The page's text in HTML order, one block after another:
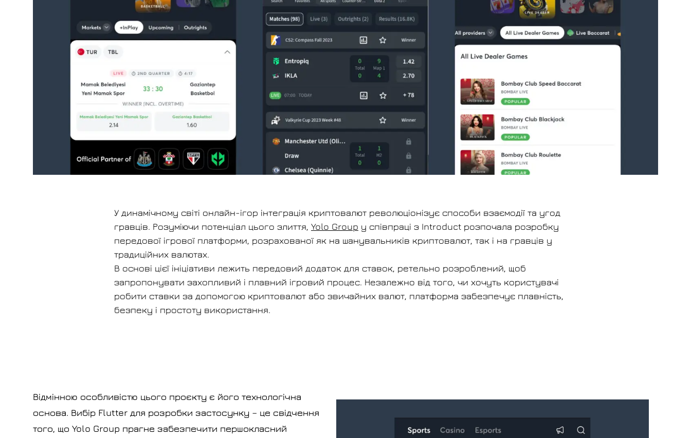
У динамічному світі онлайн-ігор інтеграція криптовалют революціонізує способи взаємодії та угод
гравців. Розуміючи потенціал цього злиття, Yolo Group у співпраці з Introduct розпочала розробку
передової ігрової платформи, розрахованої як на шанувальників криптовалют, так і на гравців у
традиційних валютах.
В основі цієї ініціативи лежить передовий додаток для ставок, ретельно розроблений, щоб
запропонувати захопливий і плавний ігровий процес. Незалежно від того, чи хочуть користувачі
робити ставки за допомогою криптовалют або звичайних валют, платформа забезпечує плавність,
безпеку і простоту використання.
Відмінною особливістю цього проєкту є його технологічна
основа. Вибір Flutter для розробки застосунку – це свідчення
того, що Yolo Group прагне забезпечити першокласний